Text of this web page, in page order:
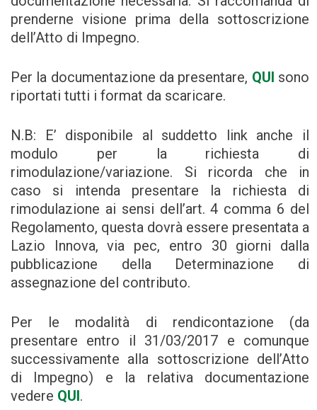
prenderne visione prima della sottoscrizione
dell’Atto di Impegno.
Per la documentazione da presentare, QUI sono
riportati tutti i format da scaricare.
N.B: E’ disponibile al suddetto link anche il
modulo per la richiesta di
rimodulazione/variazione. Si ricorda che in
caso si intenda presentare la richiesta di
rimodulazione ai sensi dell’art. 4 comma 6 del
Regolamento, questa dovrà essere presentata a
Lazio Innova, via pec, entro 30 giorni dalla
pubblicazione della Determinazione di
assegnazione del contributo.
Per le modalità di rendicontazione (da
presentare entro il 31/03/2017 e comunque
successivamente alla sottoscrizione dell’Atto
di Impegno) e la relativa documentazione
vedere QUI.